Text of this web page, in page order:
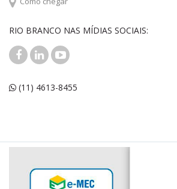
RIO BRANCO NAS MÍDIAS SOCIAIS:
(11) 4613-8455